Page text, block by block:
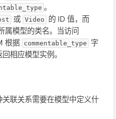
。
或 Video 的 ID 值，而
属模型的类名。当访问
根据 commentable_type
字
相应模型实例。
联关系需要在模型中定义什